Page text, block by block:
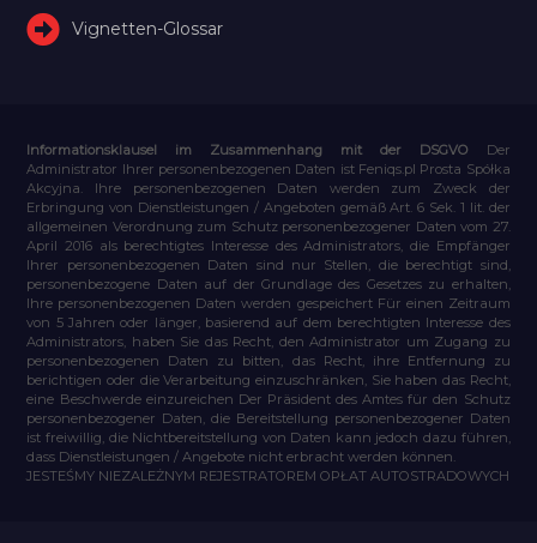
Vignetten-Glossar
Informationsklausel im Zusammenhang mit der DSGVO
Der
Administrator Ihrer personenbezogenen Daten ist Feniqs.pl Prosta Spółka
Akcyjna. Ihre personenbezogenen Daten werden zum Zweck der
Erbringung von Dienstleistungen / Angeboten gemäß Art. 6 Sek. 1 lit. der
allgemeinen Verordnung zum Schutz personenbezogener Daten vom 27.
April 2016 als berechtigtes Interesse des Administrators, die Empfänger
Ihrer personenbezogenen Daten sind nur Stellen, die berechtigt sind,
personenbezogene Daten auf der Grundlage des Gesetzes zu erhalten,
Ihre personenbezogenen Daten werden gespeichert Für einen Zeitraum
von 5 Jahren oder länger, basierend auf dem berechtigten Interesse des
Administrators, haben Sie das Recht, den Administrator um Zugang zu
personenbezogenen Daten zu bitten, das Recht, ihre Entfernung zu
berichtigen oder die Verarbeitung einzuschränken, Sie haben das Recht,
eine Beschwerde einzureichen Der Präsident des Amtes für den Schutz
personenbezogener Daten, die Bereitstellung personenbezogener Daten
ist freiwillig, die Nichtbereitstellung von Daten kann jedoch dazu führen,
dass Dienstleistungen / Angebote nicht erbracht werden können.
JESTEŚMY NIEZALEŻNYM REJESTRATOREM OPŁAT AUTOSTRADOWYCH